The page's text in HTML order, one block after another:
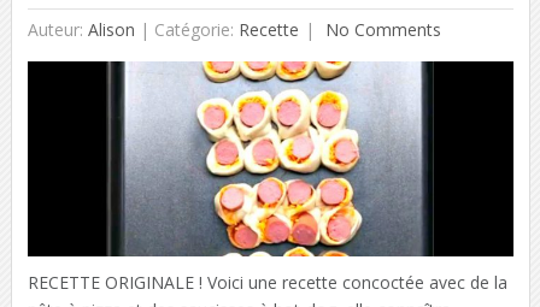
Auteur: Alison | Catégorie: Recette No Comments
RECETTE ORIGINALE ! Voici une recette concoctée avec de la